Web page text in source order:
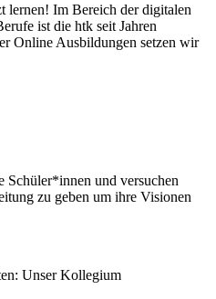
lernen! Im Bereich der digitalen
ist die htk seit Jahren
Online Ausbildungen setzen wir
Schüler*innen und versuchen
zu geben um ihre Visionen
Unser Kollegium